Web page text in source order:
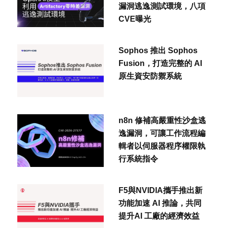
漏洞逃逸測試環境，八項
CVE曝光
Sophos 推出 Sophos
Fusion，打造完整的 AI
原生資安防禦系統
n8n 修補高嚴重性沙盒逃
逸漏洞，可讓工作流程編
輯者以伺服器程序權限執
行系統指令
F5與NVIDIA攜手推出新
功能加速 AI 推論，共同
提升AI 工廠的經濟效益